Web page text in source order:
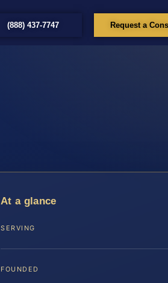
(888) 437-7747 Request a
At a glance
SERVING
FOUNDED